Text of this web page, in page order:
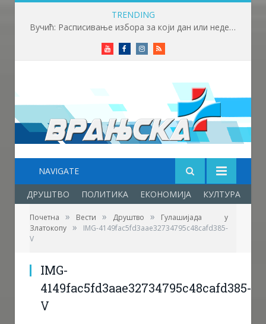
TRENDING
Вучић: Расписивање избора за који дан или недељу
YoutubeFacebookInstagram
RSS
NAVIGATE
ДРУШТВО ПОЛИТИКА ЕКОНОМИЈА КУЛТУРА
Почетна » Вести » Друштво »
Гулашијада у
Златокопу »
IMG-4149fac5fd3aae32734795c48cafd385-
V
IMG-
4149fac5fd3aae32734795c48cafd385-
V